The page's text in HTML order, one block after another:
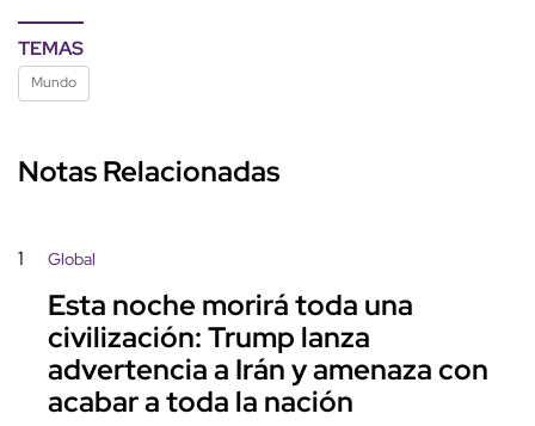
TEMAS
Mundo
Notas Relacionadas
1 Global
Esta noche morirá toda una
civilización: Trump lanza
advertencia a Irán y amenaza con
acabar a toda la nación